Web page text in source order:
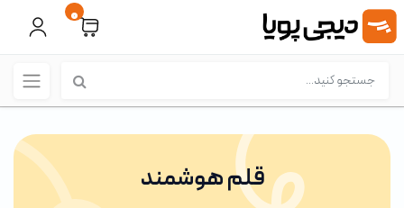
0
قلم هوشمند